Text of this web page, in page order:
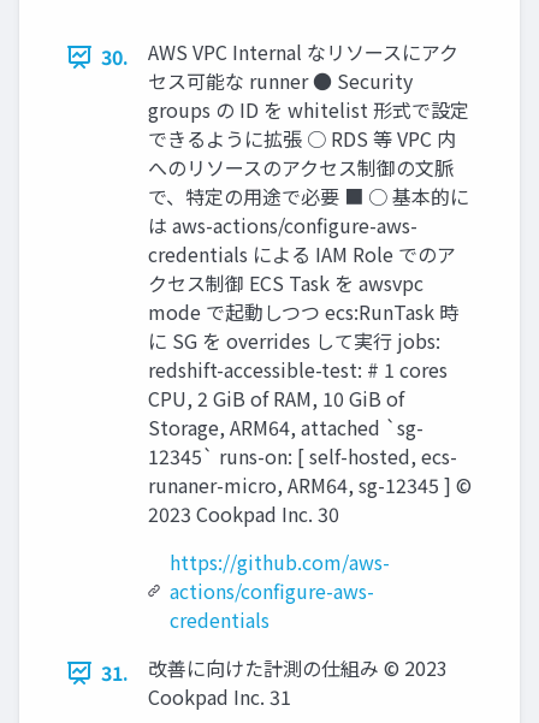
30.
AWS VPC Internal なリソースにアク
セス可能な runner ● Security
groups の ID を whitelist 形式で設定
できるように拡張 ○ RDS 等 VPC 内
へのリソースのアクセス制御の文脈
で、特定の用途で必要 ■ ○ 基本的に
は aws-actions/conﬁgure-aws-
credentials による IAM Role でのア
クセス制御 ECS Task を awsvpc
mode で起動しつつ ecs:RunTask 時
に SG を overrides して実行 jobs:
redshift-accessible-test: # 1 cores
CPU, 2 GiB of RAM, 10 GiB of
Storage, ARM64, attached `sg-
12345` runs-on: [ self-hosted, ecs-
runaner-micro, ARM64, sg-12345 ] ©
2023 Cookpad Inc. 30
https://github.com/aws-
actions/configure-aws-
credentials
31.
改善に向けた計測の仕組み © 2023
Cookpad Inc. 31